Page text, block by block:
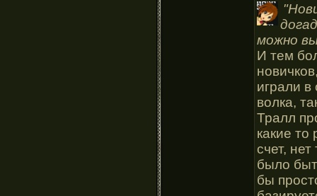
можно
И тем
играли в
волка,
Тралл
какие то
счет,
было
бы